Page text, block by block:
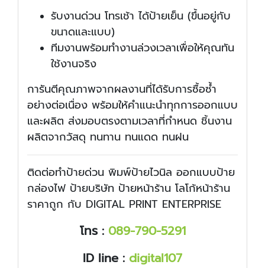
รับงานด่วน โทรเช้า ได้ป้ายเย็น (ขึ้นอยู่กับ
ขนาดและแบบ)
ทีมงานพร้อมทำงานล่วงเวลาเพื่อให้คุณทัน
ใช้งานจริง
การันตีคุณภาพจากผลงานที่ได้รับการซื้อซ้ำ
อย่างต่อเนื่อง พร้อมให้คำแนะนำทุกการออกแบบ
และผลิต ส่งมอบตรงตามเวลาที่กำหนด ชิ้นงาน
ผลิตจากวัสดุ ทนทาน ทนแดด ทนฝน
ติดต่อทำป้ายด่วน พิมพ์ป้ายไวนิล ออกแบบป้าย
กล่องไฟ ป้ายบริษัท ป้ายหน้าร้าน โลโก้หน้าร้าน
ราคาถูก กับ DIGITAL PRINT ENTERPRISE
โทร : 089-790-5291
ID line : digital107